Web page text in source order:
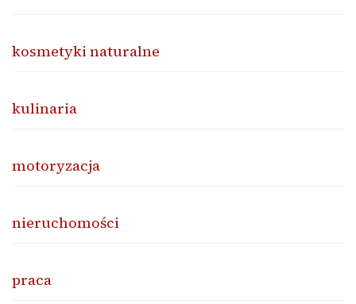
kosmetyki naturalne
kulinaria
motoryzacja
nieruchomości
praca